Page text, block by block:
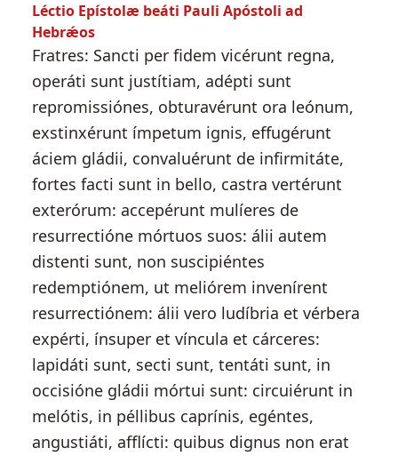
Léctio Epístolæ beáti Pauli Apóstoli ad
Hebrǽos
Fratres: Sancti per fidem vicérunt regna,
operáti sunt justítiam, adépti sunt
repromissiónes, obturavérunt ora leónum,
exstinxérunt ímpetum ignis, effugérunt
áciem gládii, convaluérunt de infirmitáte,
fortes facti sunt in bello, castra vertérunt
exterórum: accepérunt mulíeres de
resurrectióne mórtuos suos: álii autem
distenti sunt, non suscipiéntes
redemptiónem, ut meliórem invenírent
resurrectiónem: álii vero ludíbria et vérbera
expérti, ínsuper et víncula et cárceres:
lapidáti sunt, secti sunt, tentáti sunt, in
occisióne gládii mórtui sunt: circuiérunt in
melótis, in péllibus caprínis, egéntes,
angustiáti, afflícti: quibus dignus non erat